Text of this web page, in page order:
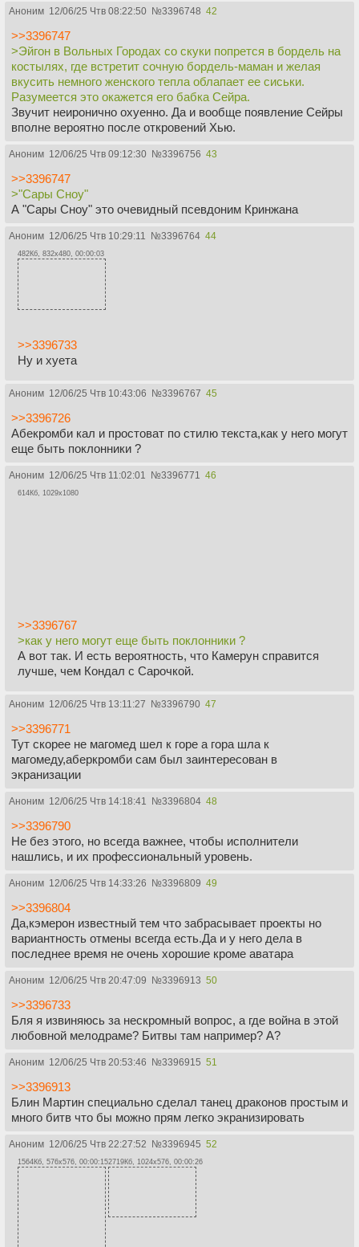
утверждать, что ребёнок — от Эймонда или Деймона
Личность отца остаётся загадкой.
• Нет Мейлора.
• Нет Крапивы.
• Нет Пламенной Мечты.
• Солнечный Огонь мёртв.
• Мы увидим, как Эймонд сжигает Речные земли.
Аноним 12/06/25 Чтв 08:22:50 №3396748 42
>>3396747
>Эйгон в Вольных Городах со скуки попрется в бордель на
костылях, где встретит сочную бордель-маман и желая
вкусить немного женского тепла облапает ее сиськи.
Разумеется это окажется его бабка Сейра.
Звучит неиронично охуенно. Да и вообще появление Сейры
вполне вероятно после откровений Хью.
Аноним 12/06/25 Чтв 09:12:30 №3396756 43
>>3396747
>"Сары Сноу"
А "Сары Сноу" это очевидный псевдоним Кринжана
Аноним 12/06/25 Чтв 10:29:11 №3396764 44
482Кб, 832x480, 00:00:03
>>3396733
Ну и хуета
Аноним 12/06/25 Чтв 10:43:06 №3396767 45
>>3396726
Абекромби кал и простоват по стилю текста,как у него могут
еще быть поклонники ?
Аноним 12/06/25 Чтв 11:02:01 №3396771 46
614Кб, 1029x1080
>>3396767
>как у него могут еще быть поклонники ?
А вот так. И есть вероятность, что Камерун справится
лучше, чем Кондал с Сарочкой.
Аноним 12/06/25 Чтв 13:11:27 №3396790 47
>>3396771
Тут скорее не магомед шел к горе а гора шла к
магомеду,аберкромби сам был заинтересован в
экранизации
Аноним 12/06/25 Чтв 14:18:41 №3396804 48
>>3396790
Не без этого, но всегда важнее, чтобы исполнители
нашлись, и их профессиональный уровень.
Аноним 12/06/25 Чтв 14:33:26 №3396809 49
>>3396804
Да,кэмерон известный тем что забрасывает проекты но
вариантность отмены всегда есть.Да и у него дела в
последнее время не очень хорошие кроме аватара
Аноним 12/06/25 Чтв 20:47:09 №3396913 50
>>3396733
Бля я извиняюсь за нескромный вопрос, а где война в этой
любовной мелодраме? Битвы там например? А?
Аноним 12/06/25 Чтв 20:53:46 №3396915 51
>>3396913
Блин Мартин специально сделал танец драконов простым и
много битв что бы можно прям легко экранизировать
Аноним 12/06/25 Чтв 22:27:52 №3396945 52
1564Кб, 576x576, 00:00:152719Кб, 1024x576, 00:00:26